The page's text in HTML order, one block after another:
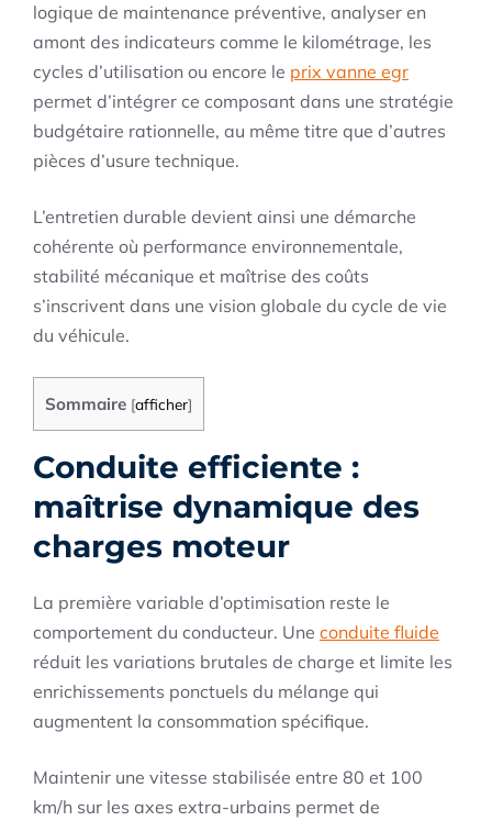
logique de maintenance préventive, analyser en
amont des indicateurs comme le kilométrage, les
cycles d’utilisation ou encore le prix vanne egr
permet d’intégrer ce composant dans une stratégie
budgétaire rationnelle, au même titre que d’autres
pièces d’usure technique.
L’entretien durable devient ainsi une démarche
cohérente où performance environnementale,
stabilité mécanique et maîtrise des coûts
s’inscrivent dans une vision globale du cycle de vie
du véhicule.
Sommaire [afficher]
Conduite efficiente :
maîtrise dynamique des
charges moteur
La première variable d’optimisation reste le
comportement du conducteur. Une conduite fluide
réduit les variations brutales de charge et limite les
enrichissements ponctuels du mélange qui
augmentent la consommation spécifique.
Maintenir une vitesse stabilisée entre 80 et 100
km/h sur les axes extra-urbains permet de